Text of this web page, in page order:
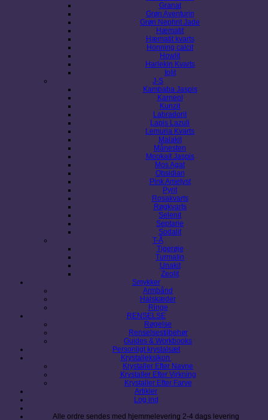
Granat
Grøn Aventurin
Grøn Nephrit Jade
Hæmatit
Hæmatit kvarts
Honning calcit
Howlit
Harlekin Kvarts
Iolit
J-S
Kambaba Jaspis
Karneol
Kunzit
Labradorit
Lapis Lazuli
Lemuria Kvarts
Malakit
Månesten
Mookait Jaspis
Mos Agat
Obsidian
Pink Ametyst
Pyrit
Rosakvarts
Røgkvarts
Selenit
Septarie
Sodalit
T-Å
Tigerøje
Turmalin
Unakit
Zeolit
Smykker
Armbånd
Halskæder
Ringe
RENSELSE
Røgelse
Renselsestilbehør
Guides & Workbooks
Personligt krystalsæt
Krystalleksikon
Krystaller Efter Navne
Krystaller Efter Virkning
Krystaller Efter Farve
Artikler
Log ind
Alle ordre sendes med hjemmelevering 2-4 dags levering